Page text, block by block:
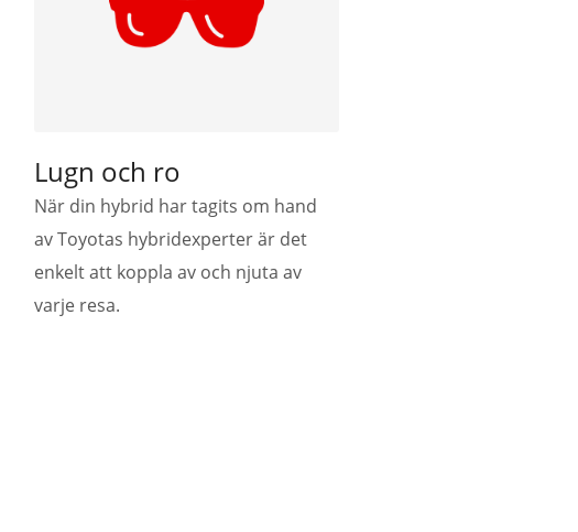
Lugn och ro
När din hybrid har tagits om hand
av Toyotas hybridexperter är det
enkelt att koppla av och njuta av
varje resa.